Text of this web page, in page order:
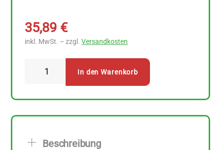
35,89 €
inkl. MwSt. – zzgl.Versandkosten
In den Warenkorb
Beschreibung